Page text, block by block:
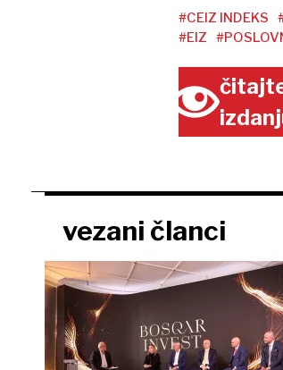
#CEIZ INDEKS
#EIZ
vezani članci